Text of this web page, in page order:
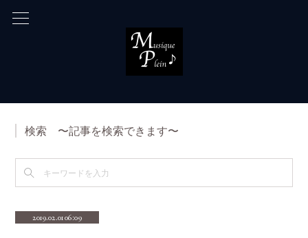
検索 〜記事を検索できます〜
2019.02.01 06:09